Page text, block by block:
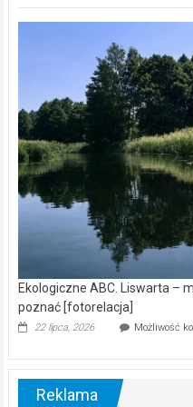
Ekologiczne ABC. Liswarta –
poznać [fotorelacja]
22 lipca, 2026 Możliwość
Reklama